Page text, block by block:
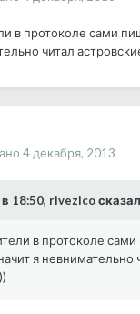
в протоколе сами
читал
4 декабря, 2013
18:50, rivezico
в протоколе
я невнимательно